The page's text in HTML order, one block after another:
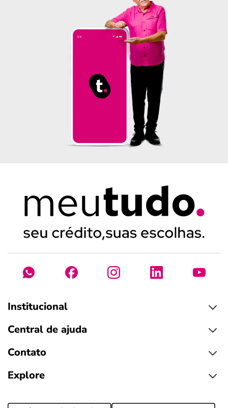
Institucional
Central de ajuda
Contato
Explore